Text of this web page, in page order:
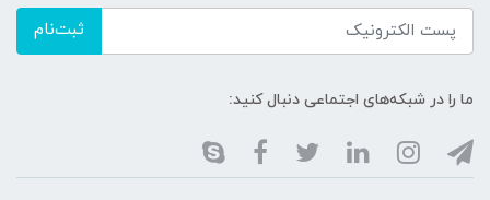
ثبت‌نام
ما را در شبکه‌های اجتماعی دنبال کنید: